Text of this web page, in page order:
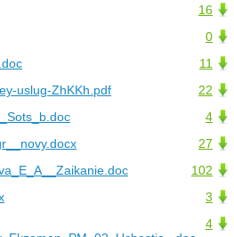
16
0
11
22
uslug-ZhKKh.pdf
4
27
102
3
4